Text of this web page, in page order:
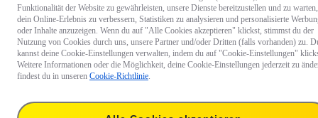
38,99 € Liefern nach: Baden-
Funktionalität der Website zu gewährleisten, unsere Dienste bereitzustellen und zu warten,
dein Online-Erlebnis zu verbessern, Statistiken zu analysieren und personalisierte
oder Inhalte anzuzeigen. Wenn du auf "Alle Cookies akzeptieren" klickst, stimmst du der
Nutzung von Cookies durch uns, unsere Partner und/oder Dritten (falls vorhanden) zu.
kannst deine Cookie-Einstellungen verwalten, indem du auf "Cookie-Einstellungen"
Weitere Informationen oder die Möglichkeit, deine Cookie-Einstellungen jederzeit zu
findest du in unseren Cookie-Richtlinie.